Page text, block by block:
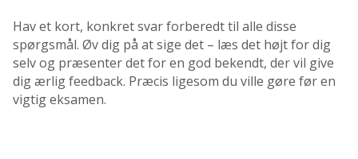
Hav et kort, konkret svar forberedt til alle disse
spørgsmål. Øv dig på at sige det – læs det højt for dig
selv og præsenter det for en god bekendt, der vil give
dig ærlig feedback. Præcis ligesom du ville gøre før en
vigtig eksamen.